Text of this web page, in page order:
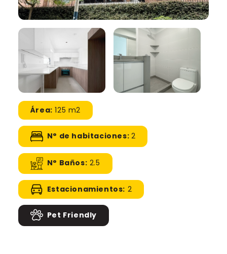
Área: 125 m2
N° de habitaciones: 2
N° Baños: 2.5
Estacionamientos: 2
Pet Friendly